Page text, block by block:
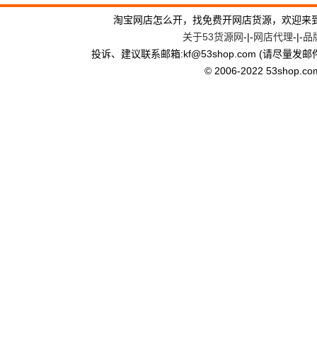
·淘宝直播要绑定淘宝客吗？必须用主账号吗？
淘宝网店怎么开，找免费开网店货源，欢迎
关于53货源网-|-网店代理-|-品
投诉、建议联系邮箱:kf@53shop.com (请尽量发
© 2006-2022